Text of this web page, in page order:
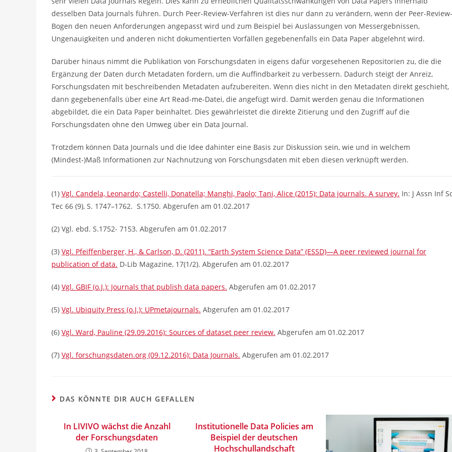
desselben Data Journals führen. Durch Peer-Review-Verfahren ist dies nur dann zu verändern, wenn der Peer-Review-
Bogen den neuen Anforderungen angepasst wird und zum Beispiel bei Auslassungen von Messergebnissen,
Ungenauigkeiten und anderen nicht dokumentierten Vorfällen gegebenenfalls ein Data Paper abgelehnt wird.
Darüber hinaus nimmt die Publikation von Forschungsdaten in eigens dafür vorgesehenen Repositorien zu, die die
Ergänzung der Daten durch Metadaten fordern, um die Auffindbarkeit zu verbessern. Dadurch steigt der Anreiz,
Forschungsdaten mit beschreibenden Metadaten aufzubereiten. Wenn dies nicht in den Metadaten direkt geschieht,
dann gegebenenfalls über eine Art Read-me-Datei, die angefügt wird. Damit werden genau die Informationen
abgebildet, die ein Data Paper beinhaltet. Dies gewährleistet die direkte Zitierung und den Zugriff auf die
Forschungsdaten ohne den Umweg über ein Data Journal.
Trotzdem können Data Journals und die Idee dahinter eine Basis zur Diskussion sein, wie und in welchem
(Mindest-)Maß Informationen zur Nachnutzung von Forschungsdaten mit eben diesen verknüpft werden.
(1) Vgl. Candela, Leonardo; Castelli, Donatella; Manghi, Paolo; Tani, Alice (2015): Data journals. A survey. In: J Assn Inf
Tec 66 (9), S. 1747–1762. S.1750. Abgerufen am 01.02.2017
(2) Vgl. ebd. S.1752- 7153. Abgerufen am 01.02.2017
(3) Vgl. Pfeiffenberger, H., & Carlson, D. (2011). “Earth System Science Data” (ESSD)—A peer reviewed journal for
publication of data. D-Lib Magazine, 17(1/2). Abgerufen am 01.02.2017
(4) Vgl. GBIF (o.J.): Journals that publish data papers. Abgerufen am 01.02.2017
(5) Vgl. Ubiquity Press (o.J.): UPmetajournals. Abgerufen am 01.02.2017
(6) Vgl. Ward, Pauline (29.09.2016): Sources of dataset peer review. Abgerufen am 01.02.2017
(7) Vgl. forschungsdaten.org (09.12.2016): Data Journals. Abgerufen am 01.02.2017
DAS KÖNNTE DIR AUCH GEFALLEN
In LIVIVO wächst die Anzahl
der Forschungsdaten
Institutionelle Data Policies am
Beispiel der deutschen
Hochschullandschaft